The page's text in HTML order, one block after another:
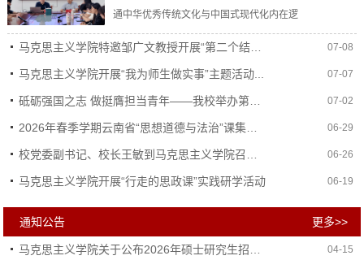
通中华优秀传统文化与中国式现代化内在逻
辑，2026年7月3日...
07-08
马克思主义学院开展“我为师生做实事”主题活动... 07-07
07-02
06-29
06-26
马克思主义学院开展“行走的思政课”实践研学活动 06-19
通知公告 更多>>
04-15